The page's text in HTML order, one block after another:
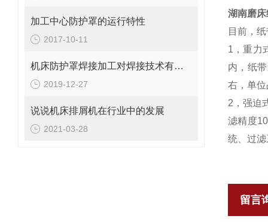
加工中心防护罩的运行特性
2017-10-11
机床防护罩焊接加工对焊接技术有哪些要求
2019-12-27
说说机床排屑机在行业中的发展
2021-03-28
湖南磨
目前，
1，重力
内，纸
右，单
2，强迫
滤精度
统、过
留言